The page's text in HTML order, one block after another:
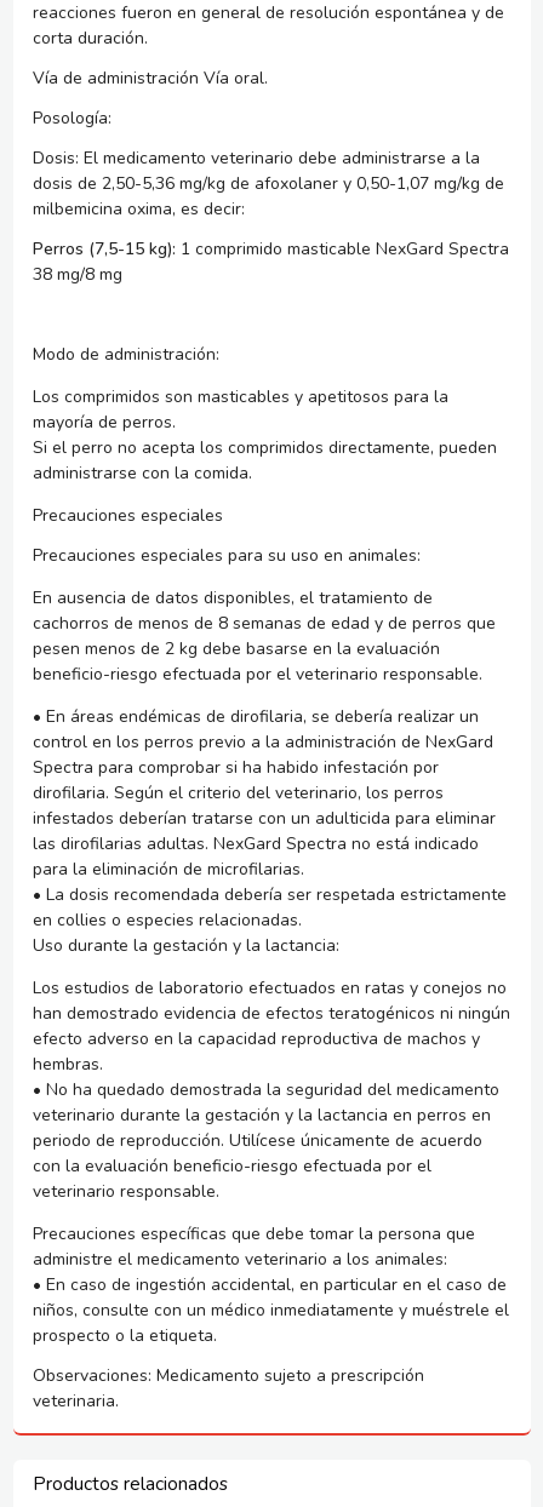
reacciones fueron en general de resolución espontánea y de
corta duración.
Vía de administración Vía oral.
Posología:
Dosis: El medicamento veterinario debe administrarse a la
dosis de 2,50-5,36 mg/kg de afoxolaner y 0,50-1,07 mg/kg de
milbemicina oxima, es decir:
Perros (7,5-15 kg): 1 comprimido masticable NexGard Spectra
38 mg/8 mg
Modo de administración:
Los comprimidos son masticables y apetitosos para la
mayoría de perros.
Si el perro no acepta los comprimidos directamente, pueden
administrarse con la comida.
Precauciones especiales
Precauciones especiales para su uso en animales:
En ausencia de datos disponibles, el tratamiento de
cachorros de menos de 8 semanas de edad y de perros que
pesen menos de 2 kg debe basarse en la evaluación
beneficio-riesgo efectuada por el veterinario responsable.
• En áreas endémicas de dirofilaria, se debería realizar un
control en los perros previo a la administración de NexGard
Spectra para comprobar si ha habido infestación por
dirofilaria. Según el criterio del veterinario, los perros
infestados deberían tratarse con un adulticida para eliminar
las dirofilarias adultas. NexGard Spectra no está indicado
para la eliminación de microfilarias.
• La dosis recomendada debería ser respetada estrictamente
en collies o especies relacionadas.
Uso durante la gestación y la lactancia:
Los estudios de laboratorio efectuados en ratas y conejos no
han demostrado evidencia de efectos teratogénicos ni ningún
efecto adverso en la capacidad reproductiva de machos y
hembras.
• No ha quedado demostrada la seguridad del medicamento
veterinario durante la gestación y la lactancia en perros en
periodo de reproducción. Utilícese únicamente de acuerdo
con la evaluación beneficio-riesgo efectuada por el
veterinario responsable.
Precauciones específicas que debe tomar la persona que
administre el medicamento veterinario a los animales:
• En caso de ingestión accidental, en particular en el caso de
niños, consulte con un médico inmediatamente y muéstrele el
prospecto o la etiqueta.
Observaciones: Medicamento sujeto a prescripción
veterinaria.
Productos relacionados